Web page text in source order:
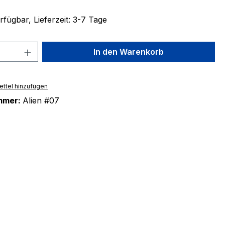
Lieferzeit: 3-7 Tage
Anzahl: Gib den gewünschten Wert
In den Warenkorb
hinzufügen
Alien #07